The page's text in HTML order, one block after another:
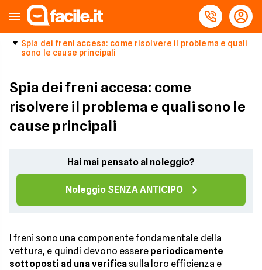
Spia dei freni accesa: come risolvere il problema e quali
sono le cause principali
Spia dei freni accesa: come
risolvere il problema e quali sono le
cause principali
Hai mai pensato al noleggio?
Noleggio SENZA ANTICIPO
I freni sono una componente fondamentale della
vettura, e quindi devono essere periodicamente
sottoposti ad una verifica sulla loro efficienza e